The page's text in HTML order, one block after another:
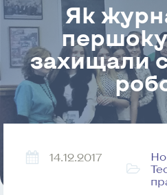
Як
захищали
14.12.2017